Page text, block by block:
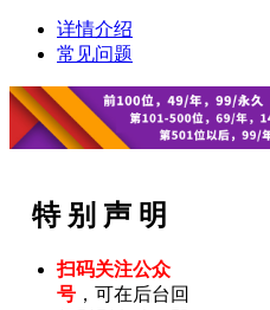
详情介绍
常见问题
特 别 声 明
扫码关注公众
号 ，可在后台回